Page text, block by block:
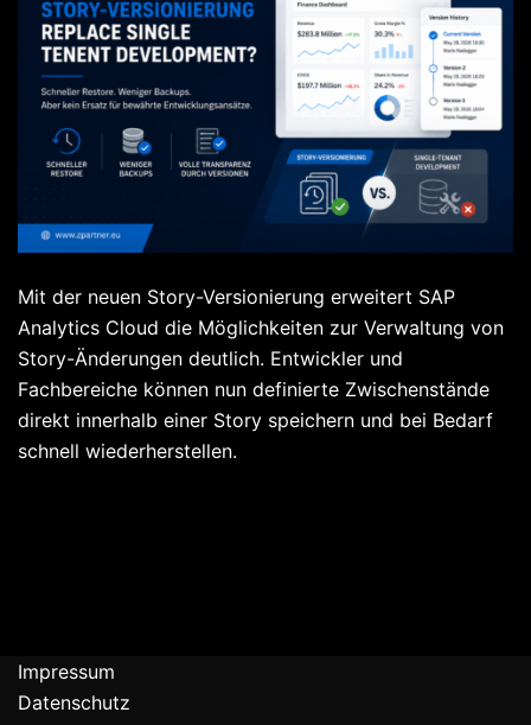
Mit der neuen Story-Versionierung erweitert SAP
Analytics Cloud die Möglichkeiten zur Verwaltung von
Story-Änderungen deutlich. Entwickler und
Fachbereiche können nun definierte Zwischenstände
direkt innerhalb einer Story speichern und bei Bedarf
schnell wiederherstellen.
Impressum
Datenschutz